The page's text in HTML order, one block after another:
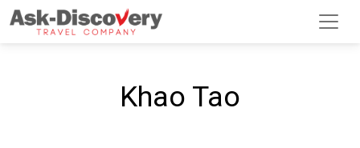
Khao Tao